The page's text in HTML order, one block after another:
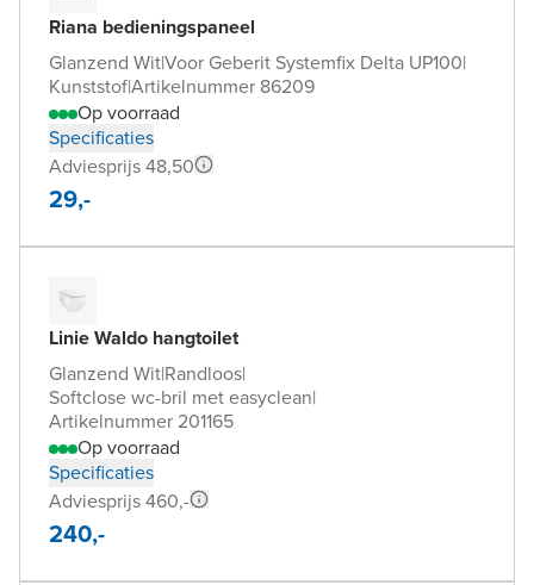
Riana bedieningspaneel
Glanzend Wit|Voor Geberit Systemfix Delta UP100|
Kunststof|Artikelnummer 86209
Op voorraad
Specificaties
Adviesprijs 48,50
29,-
Linie Waldo hangtoilet
Glanzend Wit|Randloos|
Softclose wc-bril met easyclean|
Artikelnummer 201165
Op voorraad
Specificaties
Adviesprijs 460,-
240,-